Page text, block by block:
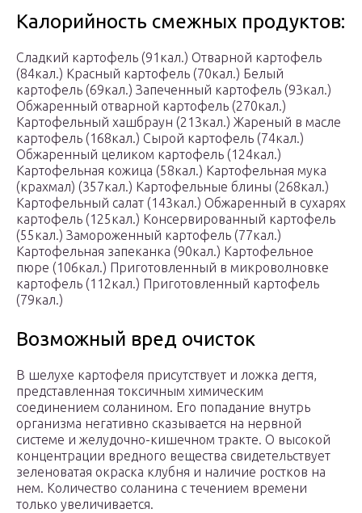
Калорийность смежных продуктов:
Сладкий картофель (91кал.) Отварной картофель
(84кал.) Красный картофель (70кал.) Белый
картофель (69кал.) Запеченный картофель (93кал.)
Обжаренный отварной картофель (270кал.)
Картофельный хашбраун (213кал.) Жареный в масле
картофель (168кал.) Сырой картофель (74кал.)
Обжаренный целиком картофель (124кал.)
Картофельная кожица (58кал.) Картофельная мука
(крахмал) (357кал.) Картофельные блины (268кал.)
Картофельный салат (143кал.) Обжаренный в сухарях
картофель (125кал.) Консервированный картофель
(55кал.) Замороженный картофель (77кал.)
Картофельная запеканка (90кал.) Картофельное
пюре (106кал.) Приготовленный в микроволновке
картофель (112кал.) Приготовленный картофель
(79кал.)
Возможный вред очисток
В шелухе картофеля присутствует и ложка дегтя,
представленная токсичным химическим
соединением соланином. Его попадание внутрь
организма негативно сказывается на нервной
системе и желудочно-кишечном тракте. О высокой
концентрации вредного вещества свидетельствует
зеленоватая окраска клубня и наличие ростков на
нем. Количество соланина с течением времени
только увеличивается.